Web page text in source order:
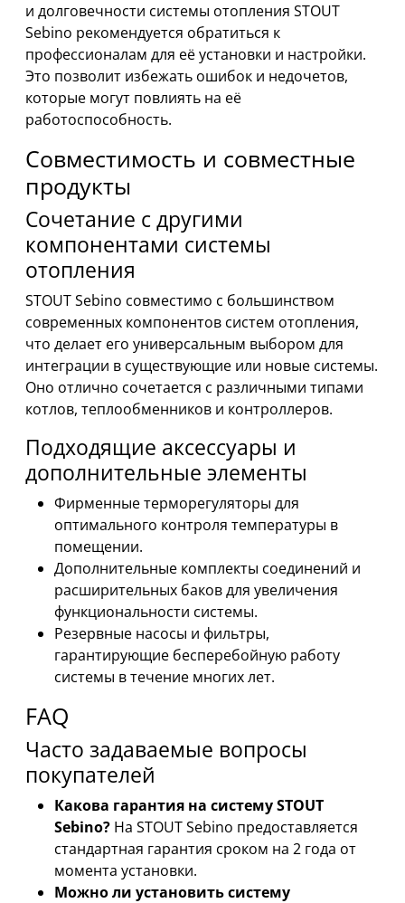
и долговечности системы отопления STOUT
Sebino рекомендуется обратиться к
профессионалам для её установки и настройки.
Это позволит избежать ошибок и недочетов,
которые могут повлиять на её
работоспособность.
Совместимость и совместные
продукты
Сочетание с другими
компонентами системы
отопления
STOUT Sebino совместимо с большинством
современных компонентов систем отопления,
что делает его универсальным выбором для
интеграции в существующие или новые системы.
Оно отлично сочетается с различными типами
котлов, теплообменников и контроллеров.
Подходящие аксессуары и
дополнительные элементы
Фирменные терморегуляторы для
оптимального контроля температуры в
помещении.
Дополнительные комплекты соединений и
расширительных баков для увеличения
функциональности системы.
Резервные насосы и фильтры,
гарантирующие бесперебойную работу
системы в течение многих лет.
FAQ
Часто задаваемые вопросы
покупателей
Какова гарантия на систему STOUT
Sebino? На STOUT Sebino предоставляется
стандартная гарантия сроком на 2 года от
момента установки.
Можно ли установить систему